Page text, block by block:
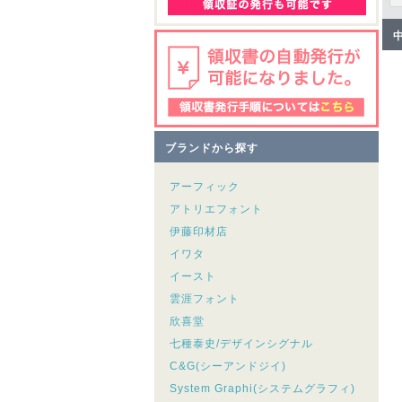
ブランドから探す
アーフィック
アトリエフォント
伊藤印材店
イワタ
イースト
雲涯フォント
欣喜堂
七種泰史/デザインシグナル
C&G(シーアンドジイ)
System Graphi(システムグラフィ)